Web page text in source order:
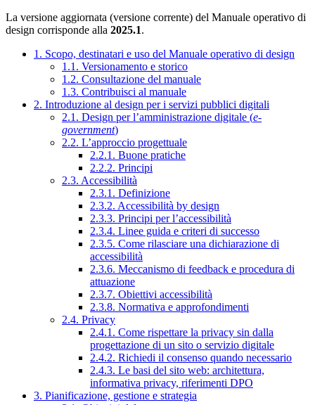
La versione aggiornata (versione corrente) del Manuale operativo di
design corrisponde alla 2025.1.
1. Scopo, destinatari e uso del Manuale operativo di design
1.1. Versionamento e storico
1.2. Consultazione del manuale
1.3. Contribuisci al manuale
2. Introduzione al design per i servizi pubblici digitali
2.1. Design per l’amministrazione digitale (e-
government)
2.2. L’approccio progettuale
2.2.1. Buone pratiche
2.2.2. Principi
2.3. Accessibilità
2.3.1. Definizione
2.3.2. Accessibilità by design
2.3.3. Principi per l’accessibilità
2.3.4. Linee guida e criteri di successo
2.3.5. Come rilasciare una dichiarazione di
accessibilità
2.3.6. Meccanismo di feedback e procedura di
attuazione
2.3.7. Obiettivi accessibilità
2.3.8. Normativa e approfondimenti
2.4. Privacy
2.4.1. Come rispettare la privacy sin dalla
progettazione di un sito o servizio digitale
2.4.2. Richiedi il consenso quando necessario
2.4.3. Le basi del sito web: architettura,
informativa privacy, riferimenti DPO
3. Pianificazione, gestione e strategia